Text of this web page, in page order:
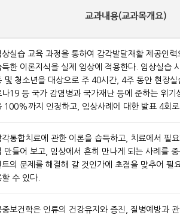
교과내용(교과목개요)
상실습 교육 과정을 통하여 감각발달재활 제공인력
득한 이론지식을 실제 임상에 적용한다. 임상실습
및 청소년을 대상으로 주 40시간, 4주 동안 현장
나19 등 국가 감염병과 국가재난 등에 준하는 위기
100%까지 인정하고, 임상사례에 대한 발표 4회로
각통합치료에 관한 이론을 습득하고, 치료에서 필
만들어 보고, 임상에서 흔히 만나게 되는 사례를 중
트의 문제를 해결해 갈 것인가에 초점을 맞추어 필
할 수 있다.
중보건학은 인류의 건강유지와 증진, 질병예방과